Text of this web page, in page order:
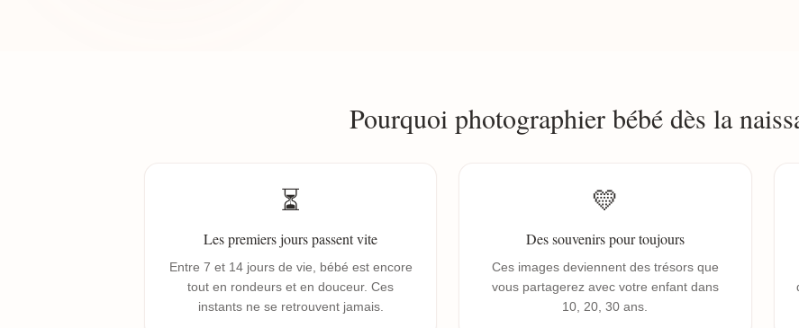
Pourquoi photographier bébé dès la
⏳
Les premiers jours passent vite
Entre 7 et 14 jours de vie, bébé est encore
tout en rondeurs et en douceur. Ces
instants ne se retrouvent jamais.
💛
Des souvenirs pour toujours
Ces images deviennent des trésors que
vous partagerez avec votre enfant dans
10, 20, 30 ans.